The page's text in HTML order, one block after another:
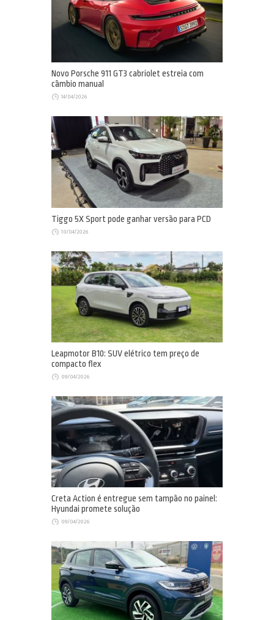
Novo Porsche 911 GT3 cabriolet estreia com
câmbio manual
14/04/2026
Tiggo 5X Sport pode ganhar versão para PCD
10/04/2026
Leapmotor B10: SUV elétrico tem preço de
compacto flex
09/04/2026
Creta Action é entregue sem tampão no painel:
Hyundai promete solução
09/04/2026